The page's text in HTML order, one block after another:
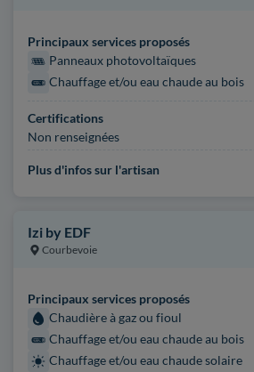
Principaux services proposés
Panneaux photovoltaïques
Chauffage et/ou eau chaude au bois
Certifications
Non renseignées
Plus d'infos sur l'artisan
Izi by EDF
Courbevoie
Principaux services proposés
Chaudière à gaz ou fioul
Chauffage et/ou eau chaude au bois
Chauffage et/ou eau chaude solaire